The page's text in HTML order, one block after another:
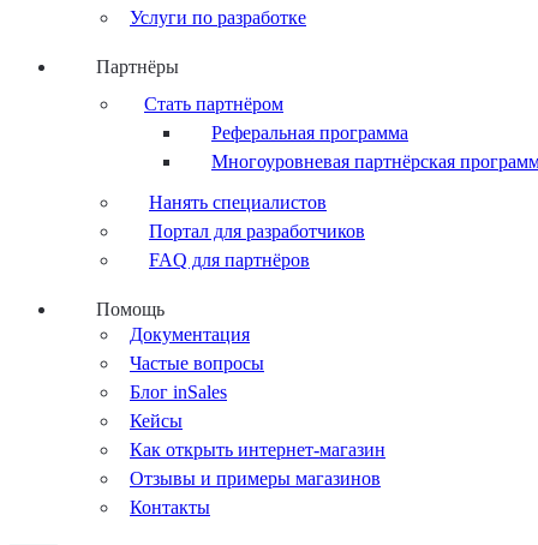
Услуги по разработке
Партнёры
Стать партнёром
Реферальная программа
Многоуровневая партнёрская
Нанять специалистов
Портал для разработчиков
FAQ для партнёров
Помощь
Документация
Частые вопросы
Блог inSales
Кейсы
Как открыть интернет-магазин
Отзывы и примеры магазинов
Контакты